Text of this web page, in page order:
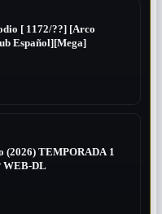
[ 1172/??] [Arco
Español][Mega]
(2026) TEMPORADA 1
WEB-DL